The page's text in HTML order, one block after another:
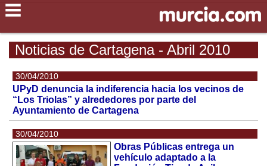
Noticias de Cartagena - Abril 2010
30/04/2010
UPyD denuncia la indiferencia hacia los vecinos de
“Los Triolas” y alrededores por parte del
Ayuntamiento de Cartagena
30/04/2010
Obras Públicas entrega un
vehículo adaptado a la